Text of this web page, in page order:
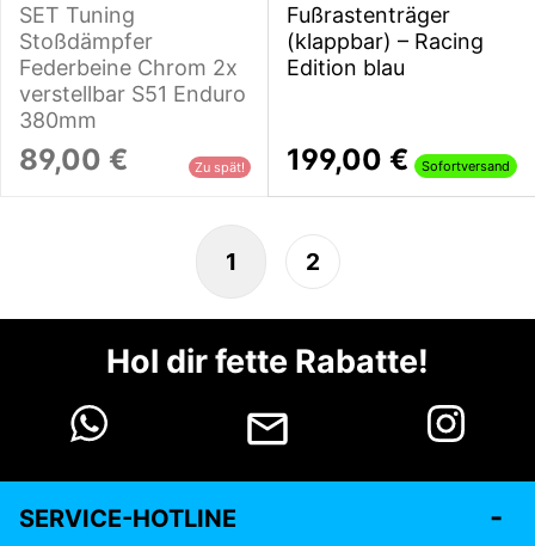
SET Tuning
Stoßdämpfer
Federbeine Chrom 2x
verstellbar S51 Enduro
380mm
89,00 € Zu spät!
Fußrastenträger
(klappbar) – Racing
Edition blau
199,00 € Sofortversand
1 2
Hol dir fette Rabatte!
SERVICE-HOTLINE